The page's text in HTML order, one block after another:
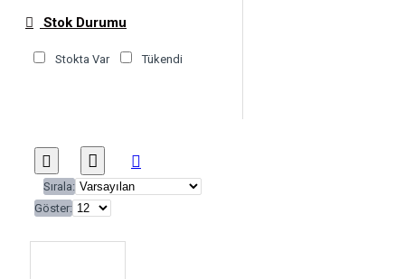
Stok Durumu
Stokta Var Tükendi
Sırala:
Göster: